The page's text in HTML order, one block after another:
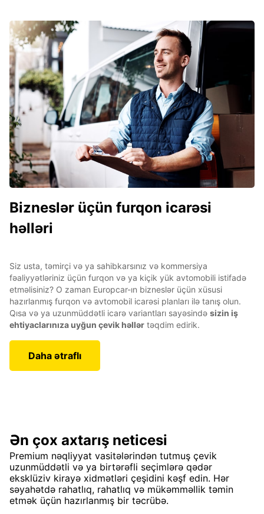
Bizneslər üçün furqon icarəsi
həlləri
Siz usta, təmirçi və ya sahibkarsınız və kommersiya
fəaliyyətləriniz üçün furqon və ya kiçik yük avtomobili istifadə
etməlisiniz? O zaman Europcar-ın bizneslər üçün xüsusi
hazırlanmış furqon və avtomobil icarəsi planları ilə tanış olun.
Qısa və ya uzunmüddətli icarə variantları sayəsində sizin iş
ehtiyaclarınıza uyğun çevik həllər təqdim edirik.
Daha ətraflı
Ən çox axtarış neticesi
Premium nəqliyyat vasitələrindən tutmuş çevik
uzunmüddətli və ya birtərəfli seçimlərə qədər
eksklüziv kirayə xidmətləri çeşidini kəşf edin. Hər
səyahətdə rahatlıq, rahatlıq və mükəmməllik təmin
etmək üçün hazırlanmış bir təcrübə.